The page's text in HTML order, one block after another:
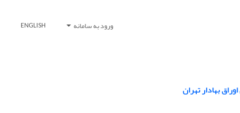
ورود به سامانه ENGLISH
بهادار تهران